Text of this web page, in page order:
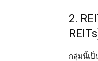
2.
กลุ่มนี้เป็